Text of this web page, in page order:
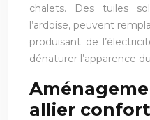
chalets. Des tuiles
l’ardoise, peuvent
produisant de
dénaturer l’apparence
allier